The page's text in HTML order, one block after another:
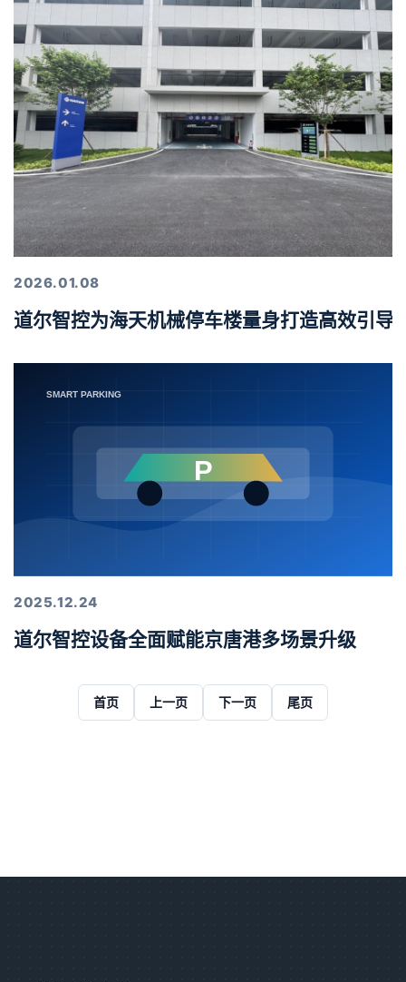
2026.01.08
道尔智控为海天机械停车楼量身打造高效引导
2025.12.24
道尔智控设备全面赋能京唐港多场景升级
首页 上一页 下一页 尾页